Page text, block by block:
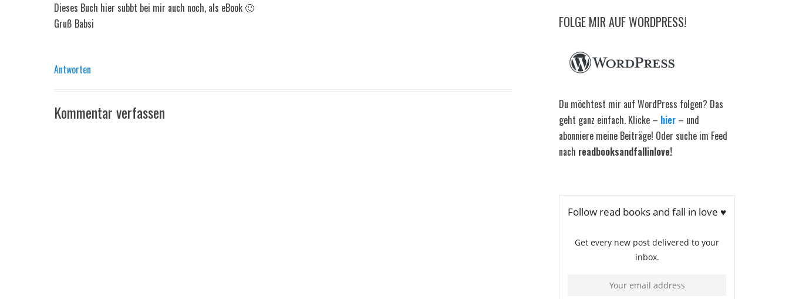
Dieses Buch hier subbt bei mir auch noch, als eBook 🙂
Gruß Babsi
Antworten
Kommentar verfassen
FOLGE MIR AUF WORDPRESS!
Du möchtest mir auf WordPress folgen? Das
geht ganz einfach. Klicke – hier – und
abonniere meine Beiträge! Oder suche im Feed
nach readbooksandfallinlove!